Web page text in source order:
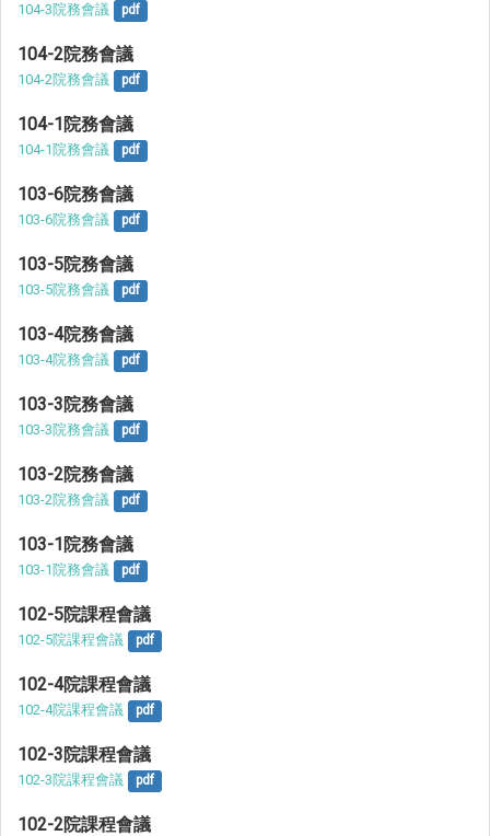
104-3院務會議 pdf
104-2院務會議
104-2院務會議 pdf
104-1院務會議
104-1院務會議 pdf
103-6院務會議
103-6院務會議 pdf
103-5院務會議
103-5院務會議 pdf
103-4院務會議
103-4院務會議 pdf
103-3院務會議
103-3院務會議 pdf
103-2院務會議
103-2院務會議 pdf
103-1院務會議
103-1院務會議 pdf
102-5院課程會議
102-5院課程會議 pdf
102-4院課程會議
102-4院課程會議 pdf
102-3院課程會議
102-3院課程會議 pdf
102-2院課程會議